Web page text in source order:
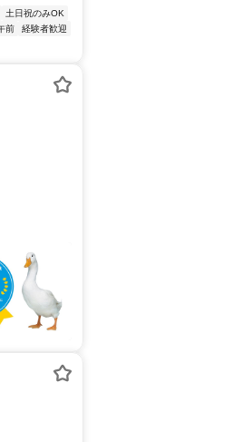
土日祝のみOK
前
経験者歓迎